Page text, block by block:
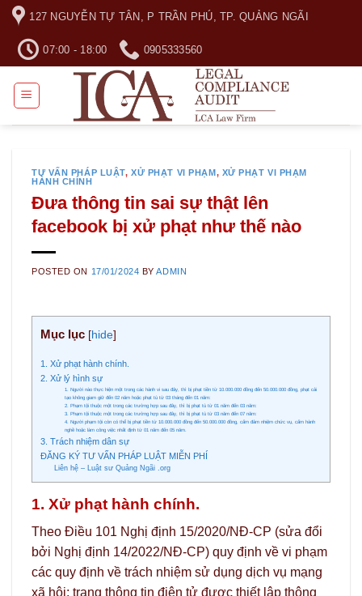
Skip
content
127 NGUYỄN TỰ TÂN, P TRẦN PHÚ, TP. QUẢNG NGÃI
07:00 - 18:00 0905333560
TƯ VẤN PHÁP LUẬT,XỬ PHẠT VI PHẠM, XỬ PHẠT VI PHẠM
HÀNH CHÍNH
Đưa thông tin sai sự thật lên
facebook bị xử phạt như thế nào
POSTED ON 17/01/2024 BYADMIN
Mục lục [hide]
1. Xử phạt hành chính.
2. Xử lý hình sự
1. Người nào thực hiện một trong các hành vi sau đây, thì bị phạt tiền từ 10.000.000 đồng đến 50.000.000 đồng, phạt cải
tạo không giam giữ đến 02 năm hoặc phạt tù từ 03 tháng đến 01 năm:
2. Phạm tội thuộc một trong các trường hợp sau đây, thì bị phạt tù từ 01 năm đến 03 năm:
3. Phạm tội thuộc một trong các trường hợp sau đây, thì bị phạt tù từ 03 năm đến 07 năm:
4. Người phạm tội còn có thể bị phạt tiền từ 10.000.000 đồng đến 50.000.000 đồng, cấm đảm nhiệm chức vụ, cấm hành
nghề hoặc làm công việc nhất định từ 01 năm đến 05 năm.
3. Trách nhiệm dân sự
ĐĂNG KÝ TƯ VẤN PHÁP LUẬT MIỄN PHÍ
Liên hệ – Luật sư Quảng Ngãi .org
1. Xử phạt hành chính.
Theo Điều 101 Nghị định 15/2020/NĐ-CP (sửa đổi
bởi Nghị định 14/2022/NĐ-CP) quy định về vi phạm
các quy định về trách nhiệm sử dụng dịch vụ mạng
xã hội; trang thông tin điện tử được thiết lập thông